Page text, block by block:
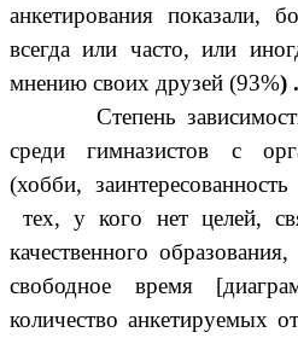
анкетирования показали,
всегда или часто, или
мнению своих друзей (93%) .
Степень зависимости
среди гимназистов с
(хобби,
тех, у кого нет целей,
качественного
свободное время
количество анкетируемых